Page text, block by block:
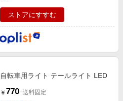
ストアにすすむ
自転車用ライト テールライト LED
￥ 770+送料固定